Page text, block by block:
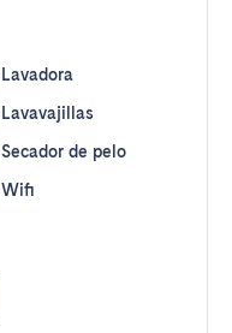
Lavadora
Lavavajillas
Secador de pelo
Wifi